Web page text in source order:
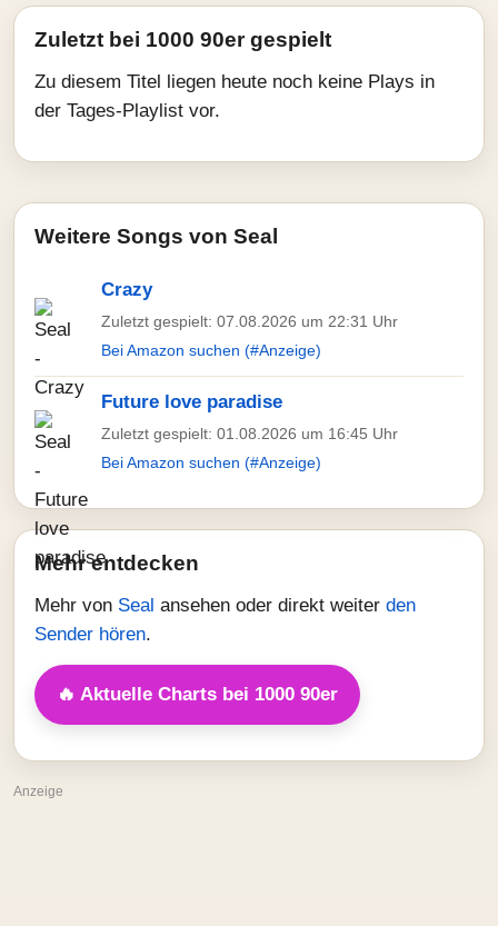
Zuletzt bei 1000 90er gespielt
Zu diesem Titel liegen heute noch keine Plays in
der Tages-Playlist vor.
Weitere Songs von Seal
Crazy
Zuletzt gespielt: 07.08.2026 um 22:31 Uhr
Bei Amazon suchen (#Anzeige)
Future love paradise
Zuletzt gespielt: 01.08.2026 um 16:45 Uhr
Bei Amazon suchen (#Anzeige)
Mehr entdecken
Mehr von Seal ansehen oder direkt weiter den
Sender hören.
🔥 Aktuelle Charts bei 1000 90er
Anzeige